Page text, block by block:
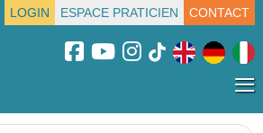
LOGIN ESPACE PRATICIEN CONTACT
≡